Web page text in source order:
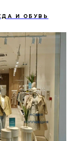
И ОБУВЬ